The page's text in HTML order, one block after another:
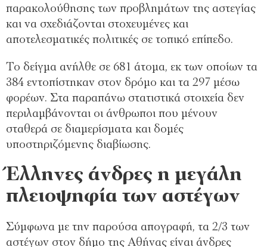
παρακολούθησης των προβλημάτων της αστεγίας
και να σχεδιάζονται στοχευμένες και
αποτελεσματικές πολιτικές σε τοπικό επίπεδο.
Το δείγμα ανήλθε σε 681 άτομα, εκ των οποίων τα
384 εντοπίστηκαν στον δρόμο και τα 297 μέσω
φορέων. Στα παραπάνω στατιστικά στοιχεία δεν
περιλαμβάνονται οι άνθρωποι που μένουν
σταθερά σε διαμερίσματα και δομές
υποστηριζόμενης διαβίωσης.
Έλληνες άνδρες η μεγάλη
πλειοψηφία των αστέγων
Σύμφωνα με την παρούσα απογραφή, τα 2/3 των
αστέγων στον δήμο της Αθήνας είναι άνδρες